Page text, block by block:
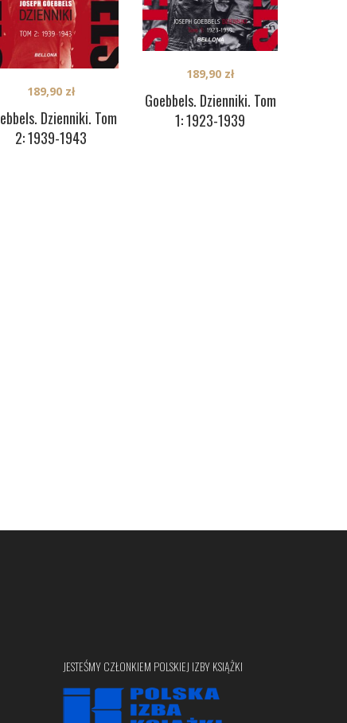
Dzienniki. Tom
2: 1939-1943
189,90 zł
Goebbels. Dzienniki. Tom
1: 1923-1939
189,90 zł
JESTEŚMY CZŁONKIEM POLSKIEJ IZBY KSIĄŻKI